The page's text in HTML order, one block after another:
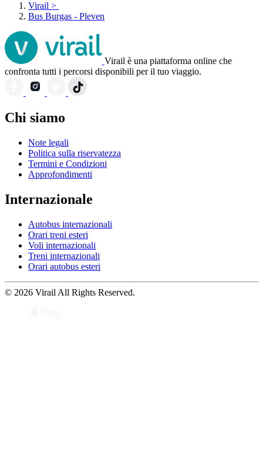
Virail >
Bus Burgas - Pleven
Virail è una piattaforma online che
confronta tutti i percorsi disponibili per il tuo viaggio.
Chi siamo
Note legali
Politica sulla riservatezza
Termini e Condizioni
Approfondimenti
Internazionale
Autobus internazionali
Orari treni esteri
Voli internazionali
Treni internazionali
Orari autobus esteri
© 2026 Virail All Rights Reserved.